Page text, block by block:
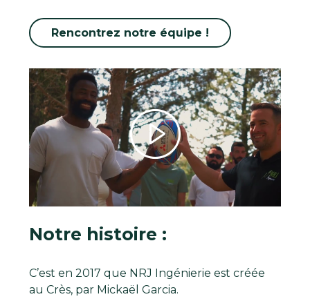
Rencontrez notre équipe !
Notre histoire :
C’est en 2017 que NRJ Ingénierie est créée
au Crès, par Mickaël Garcia.